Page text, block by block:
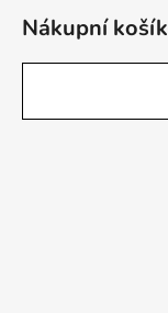
Nákupní košík